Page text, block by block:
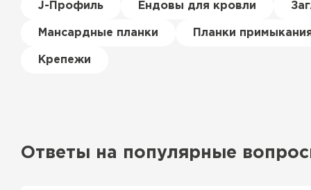
J-Профиль Ендовы для кровли
Мансардные планки Планки
Крепежи
Ответы на популярные